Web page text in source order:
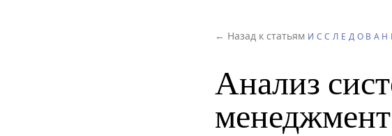
← Назад к статьям
Анализ